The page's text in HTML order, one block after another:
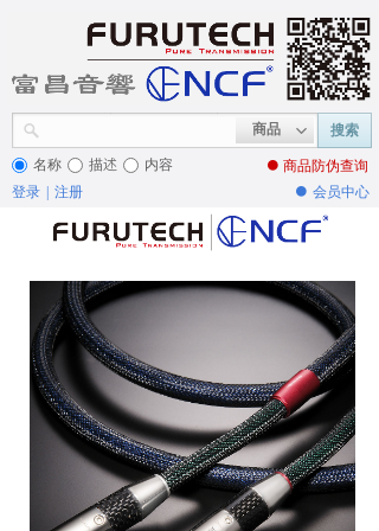
商品 搜索
名称 描述
内容
● 会员中心
登录 注册
● 商品防伪查询